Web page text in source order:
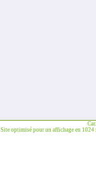
Site optimisé pour un affichage en 1024